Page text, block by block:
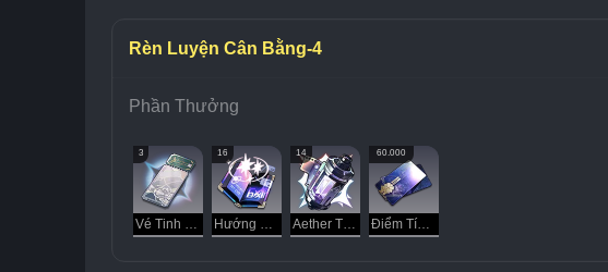
Rèn Luyện Cân Bằng-4
Phần Thưởng
3
Vé Tinh Cầu
16
Hướng Dẫn Dạo Chơi
14
Aether Tinh Luyện
60.000
Điểm Tín Dụng